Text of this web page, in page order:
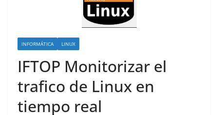
INFORMÁTICA LINUX
IFTOP Monitorizar el
trafico de Linux en
tiempo real